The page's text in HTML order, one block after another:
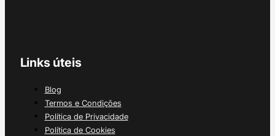
Links úteis
Blog
Termos e Condições
Política de Privacidade
Política de Cookies